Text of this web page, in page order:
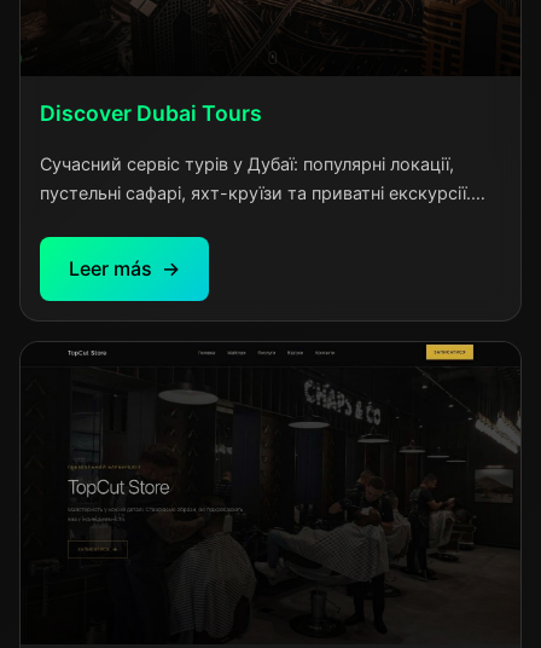
Discover Dubai Tours
Сучасний сервіс турів у Дубаї: популярні локації,
пустельні сафарі, яхт-круїзи та приватні екскурсії.
незабутні враження для кожного туриста.
Leer más